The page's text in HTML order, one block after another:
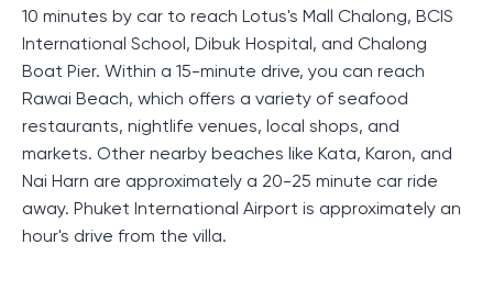
10 minutes by car to reach Lotus's Mall Chalong, BCIS
International School, Dibuk Hospital, and Chalong
Boat Pier. Within a 15-minute drive, you can reach
Rawai Beach, which offers a variety of seafood
restaurants, nightlife venues, local shops, and
markets. Other nearby beaches like Kata, Karon, and
Nai Harn are approximately a 20-25 minute car ride
away. Phuket International Airport is approximately an
hour's drive from the villa.